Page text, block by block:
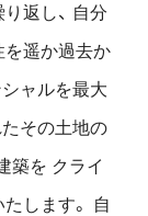
返し、 自分
を遥か過去か
ャルを最大
その土地の
築を クライ
します。
自